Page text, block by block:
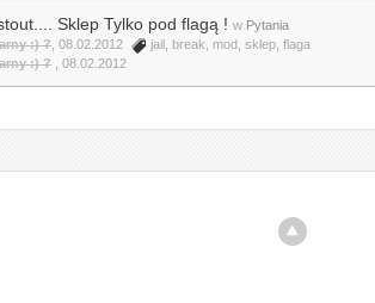
Sklep Tylko pod flagą ! w Pytania
:) ? , 08.02.2012 jail break mod ,sklep ,flaga
:) ? ,08.02.2012